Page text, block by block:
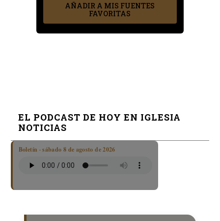
AÑADIR A MIS FUENTES
FAVORITAS
EL PODCAST DE HOY EN IGLESIA
NOTICIAS
Boletín · sábado 8 de agosto de 2026